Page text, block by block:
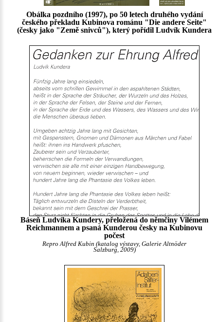
Obálka pozdního (1997), po 50 letech druhého vydání
českého překladu Kubinova románu "Die andere Seite"
(česky jako "Země snivců"), který pořídil Ludvík Kundera
Báseň Ludvíka Kundery, přeložená do němčiny Vilémem
Reichmannem a psaná Kunderou česky na Kubinovu
počest
Repro Alfred Kubin (katalog výstavy, Galerie Altnöder
Salzburg, 2009)